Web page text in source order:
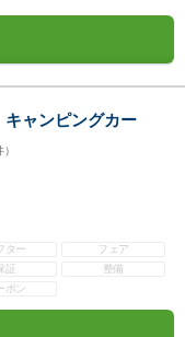
ャンピングカー
ター
フェア
証
整備
ポン